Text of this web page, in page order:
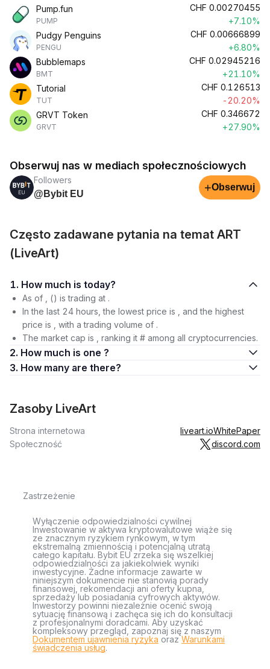
Pump.fun
PUMP
CHF 0.00270455
+7.10%
Pudgy Penguins
PENGU
CHF 0.00666899
+6.80%
Bubblemaps
BMT
CHF 0.02945216
+21.10%
Tutorial
TUT
CHF 0.126513
-20.20%
GRVT Token
GRVT
CHF 0.346672
+27.90%
Obserwuj nas w mediach społecznościowych
Followers
@Bybit EU
+Obserwuj
Często zadawane pytania na temat ART
(LiveArt)
1. How much is today?
As of , () is trading at .
In the last 24 hours, the lowest price is , and the highest
price is , with a trading volume of .
The market cap is , ranking it # among all cryptocurrencies.
2. How much is one ?
3. How many are there?
Zasoby LiveArt
Strona internetowa liveart.ioWhitePaper
Społeczność
discord.com
Zastrzeżenie
Wyłączenie odpowiedzialności cywilnej
Inwestowanie w aktywa kryptowalutowe wiąże się
ze znacznym ryzykiem rynkowym, w tym
ekstremalną zmiennością i potencjalną utratą
całego kapitału. Bybit EU zrzeka się wszelkiej
odpowiedzialności za jakiekolwiek wyniki
inwestycyjne. Żadne informacje zawarte w
niniejszym dokumencie nie stanowią porady
finansowej, rekomendacji ani oferty kupna,
sprzedaży lub posiadania cyfrowych aktywów.
Inwestorzy powinni niezależnie ocenić swoją
sytuację finansową i zachęca się ich do konsultacji
z profesjonalnymi doradcami. Aby uzyskać
kompleksowy przegląd, zapoznaj się z naszym
Dokumentem ujawnienia ryzyka orazWarunkami
świadczenia usług.